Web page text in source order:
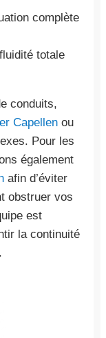
complète
totale
conduits,
Capellen ou
Pour les
également
afin d’éviter
obstruer vos
est
la continuité